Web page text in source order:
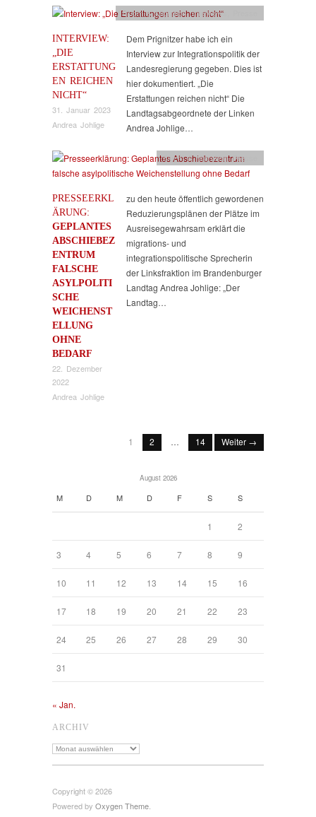
INTERVIEW:
„DIE
ERSTATTUNG
EN REICHEN
NICHT“
31. Januar 2023
Andrea Johlige
Flucht & Migration,Interviews
Dem Prignitzer habe ich ein
Interview zur Integrationspolitik der
Landesregierung gegeben. Dies ist
hier dokumentiert. „Die
Erstattungen reichen nicht“ Die
Landtagsabgeordnete der Linken
Andrea Johlige…
PRESSEERKL
ÄRUNG:
GEPLANTES
ABSCHIEBEZ
ENTRUM
FALSCHE
ASYLPOLITI
SCHE
WEICHENST
ELLUNG
OHNE
BEDARF
22. Dezember
2022
Andrea Johlige
Flucht & Migration,Presse
zu den heute öffentlich gewordenen
Reduzierungsplänen der Plätze im
Ausreisegewahrsam erklärt die
migrations- und
integrationspolitische Sprecherin
der Linksfraktion im Brandenburger
Landtag Andrea Johlige: „Der
Landtag…
1 2 … 14 Weiter →
August 2026
M D M D F S S
1 2
3 4 5 6 7 8 9
10 11 12 13 14 15 16
17 18 19 20 21 22 23
24 25 26 27 28 29 30
31
« Jan.
ARCHIV
Archiv
Copyright © 2026
Powered by Oxygen Theme